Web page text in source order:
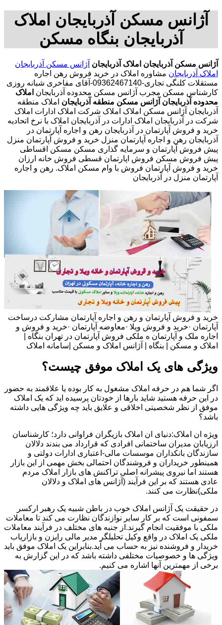
آژانس مسکن آذربایجان املاک
آذربایجان بنگاه مسکن
آژانس مسکن آذربایجان املاک آذربایجان آژانس مسکن آذربایجان
املاک آذربایجان مشاوره املاک در خرید فروش رهن اجاره
مستقلات کلنگی تجاری-09362467140-آقای مفاخری شبانه روزی
کارشناس مسکن مجرب آژانس مسکن محدوده آذربایجان املاک
محدوده آذربایجان آژانس مسکن منطقه آذربایجان املاک منطقه
آذربایجان آژانس مسکن املاک املاک شرکت املاک ادارات املاک
شرکت در آذربایجان املاک ادارات در آذربایجان املاک با نرخ اتحادیه
خرید و فروش آپارتمان در آذربایجان رهن و اجاره آپارتمان در
آذربایجان رهن و اجاره آپارتمان منزل خرید و فروش آپارتمان منزل
پیش فروش آپارتمان و سرمایه گذاری مسکن مسکن اقساطی
پیش فروش مسکن فروش اپارتمان قسطی فروش خانه ارزان
خرید و فروش آپارتمان فروش با وام مسکن املاک. رهن و اجاره
آپارتمان منزل در آذربایجان
خرید و فروش آپارتمان و رهن و اجاره آپارتمان مشارکت درساخت
آپارتمان ·خرید و فروش ویلا ·معاوضه آپارتمان ·خرید و فروش و
اجاره ملک و آپارتمان ه ملکی فروش آپارتمان در تهران بنگاه |
املاک و مسکن | بنگاه | آژانس املاک و مسکن |سامانه املاک
ویژگی های یک املاک موفق چیست؟
اگر شما هم در حرفه املاک مشغول به کار بوده یا علاقمند به حضور
در این حرفه هستید شاید بارها از خودتان پرسیده اید که یک املاک
موفق از نظر شخصیتی اخلاقی و علایق باید چه ویژگی هایی داشته
باشد؟
ویژه ان املاک:دنیای ان املاک بازیگران فراوانی دارد؛ کارشناسان
ارزیابان مدیران ساختمانی افرادی که قرارداد می بندند دلالان
سازندگان بانکداران موسسات مالی-اعتباری ادارات دولتی و
همینطور خریداران و فروشندگان احتمالی بخش مهمی از این بازار
هستند اما نیروی پیشرانه اصلی تراکنش های بازار املاک مردم
عادی هستند که بر این فرآیند (آژانس های املاک و دلالان
ملکی)نظارت می کنند.
در حقیقت یک آژانس املاک خوب در باطن شبیه یک رهبر ارکسر
سمفونی است که بر کار سایر نوازندگان نظارت می کند تا معاملات
ملکی با موفقیت انجام گیرند.از جنبه های مختلف در فرآیند معاملات
ملکی یک املاک در واقع وکیل تحلیلگر مدیر مالی رایزن و بازاریاب
خریدار و فروشنده نیز به حساب می آید.بنابراین یک املاک موفق باید
ویژگی ها و خصوصیات مختلفی داشته باشد که در این گزارش به
برخی از مهمترین آنها اشاره می کنیم.